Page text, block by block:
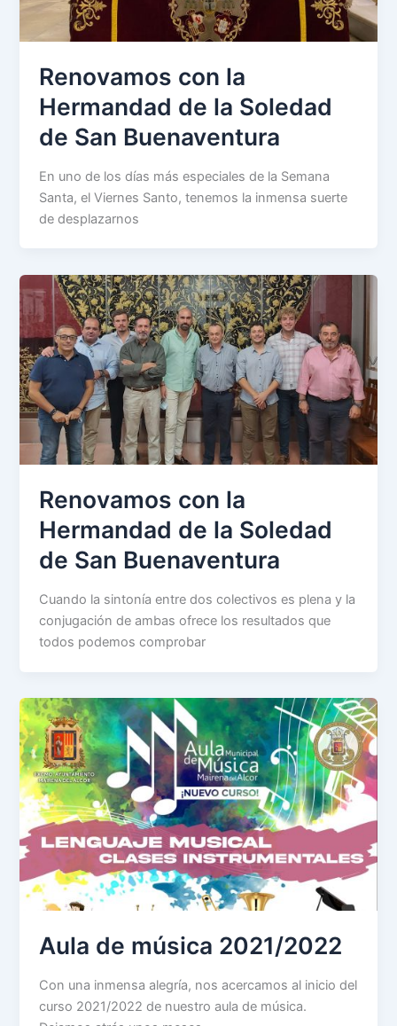
Renovamos con la
Hermandad de la Soledad
de San Buenaventura
En uno de los días más especiales de la Semana
Santa, el Viernes Santo, tenemos la inmensa suerte
de desplazarnos
Renovamos con la
Hermandad de la Soledad
de San Buenaventura
Cuando la sintonía entre dos colectivos es plena y la
conjugación de ambas ofrece los resultados que
todos podemos comprobar
Aula de música 2021/2022
Con una inmensa alegría, nos acercamos al inicio del
curso 2021/2022 de nuestro aula de música.